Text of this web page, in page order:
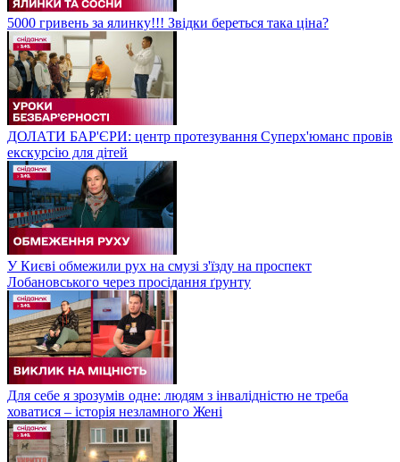
5000 гривень за ялинку!!! Звідки береться така ціна?
ДОЛАТИ БАР'ЄРИ: центр протезування Суперх'юманс провів
екскурсію для дітей
У Києві обмежили рух на смузі з'їзду на проспект
Лобановського через просідання ґрунту
Для себе я зрозумів одне: людям з інвалідністю не треба
ховатися – історія незламного Жені